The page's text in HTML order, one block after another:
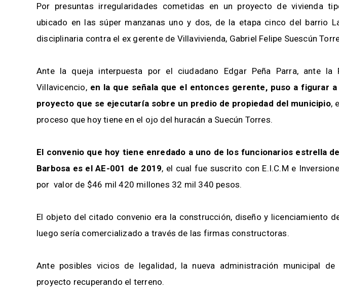
Por presuntas irregularidades cometidas en un proyecto de vivienda
ubicado en las súper manzanas uno y dos, de la etapa cinco del barrio
disciplinaria contra el ex gerente de Villavivienda, Gabriel Felipe Suescún
Ante la queja interpuesta por el ciudadano Edgar Peña Parra, ante la
Villavicencio, en la que señala que el entonces gerente, puso a figurar
proyecto que se ejecutaría sobre un predio de propiedad del municipio,
proceso que hoy tiene en el ojo del huracán a Suecún Torres.
El convenio que hoy tiene enredado a uno de los funcionarios estrella
Barbosa es el AE-001 de 2019, el cual fue suscrito con E.I.C.M e
por valor de $46 mil 420 millones 32 mil 340 pesos.
El objeto del citado convenio era la construcción, diseño y licenciamiento
luego sería comercializado a través de las firmas constructoras.
Ante posibles vicios de legalidad, la nueva administración municipal de
proyecto recuperando el terreno.